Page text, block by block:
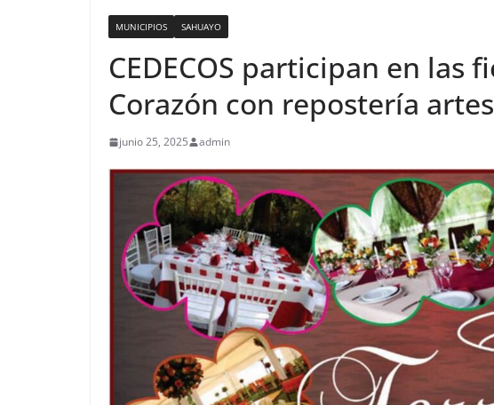
MUNICIPIOS SAHUAYO
CEDECOS participan en las
Corazón con repostería
junio 25, 2025 admin